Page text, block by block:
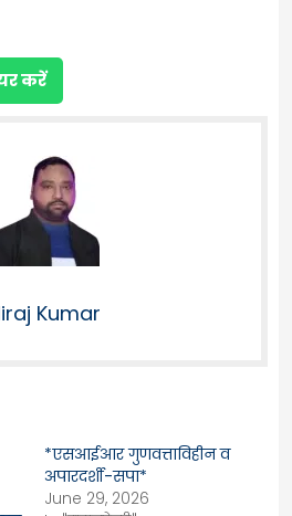
करें
Kumar
*एसआईआर गुणवत्ताविहीन व
अपारदर्शी-सपा*
June 29, 2026